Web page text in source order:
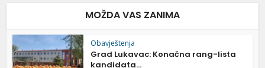
MOŽDA VAS ZANIMA
Obavještenja
Grad Lukavac: Konačna rang-lista
kandidata...